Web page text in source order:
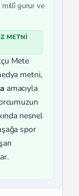
millî gurur ve
METNI
Mete
metni,
amacıyla
nesnel
spor